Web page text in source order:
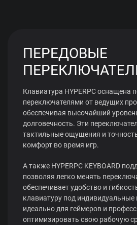
ПЕРЕДОВЫЕ
Клавиатура HYPERPC оснащена
переключателями от ведущих
обеспечивая высочайший
долговечность. Эти
тактильные ощущения и
комфорт во время игр.
А также HYPERPC KEYBOARD
позволяя легко менять
обеспечивает удобство и
клавиатуру под
идеально для геймеров и
оптимизировать свою рабочую